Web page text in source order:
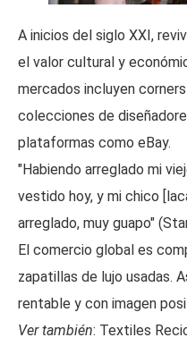
A inicios del siglo XXI,
el valor cultural y
mercados incluyen
colecciones de
plataformas como eBay.
"Habiendo arreglado mi
vestido hoy, y mi chico
arreglado, muy guapo"
El comercio global es
zapatillas de lujo usadas.
rentable y con imagen
Ver también: Textiles